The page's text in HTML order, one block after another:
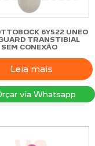
6Y522 UNEO
TRANSTIBIAL
SEM CONEXÃO
Leia mais
via Whatsapp